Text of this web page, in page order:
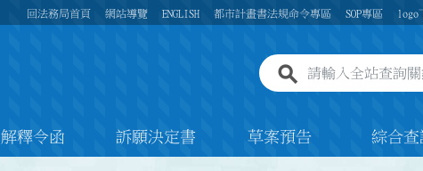
回法務局首頁 網站導覽 ENGLISH 都市計畫書法規命令專區 SOP專區 logo
全站查詢關鍵字欄
解釋令函 訴願決定書 草案預告 綜合查